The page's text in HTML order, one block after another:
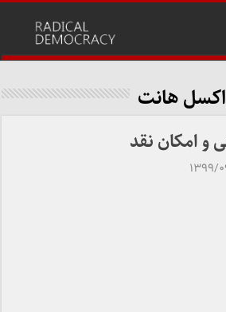
اکسل هانت
و امکان نقد
۰۹/۲۶